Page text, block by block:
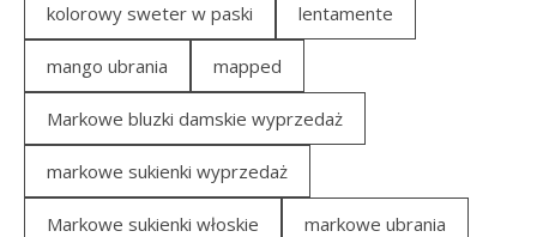
kolorowy sweter w paski lentamente
mango ubrania mapped
Markowe bluzki damskie wyprzedaż
markowe sukienki wyprzedaż
Markowe sukienki włoskie markowe ubrania